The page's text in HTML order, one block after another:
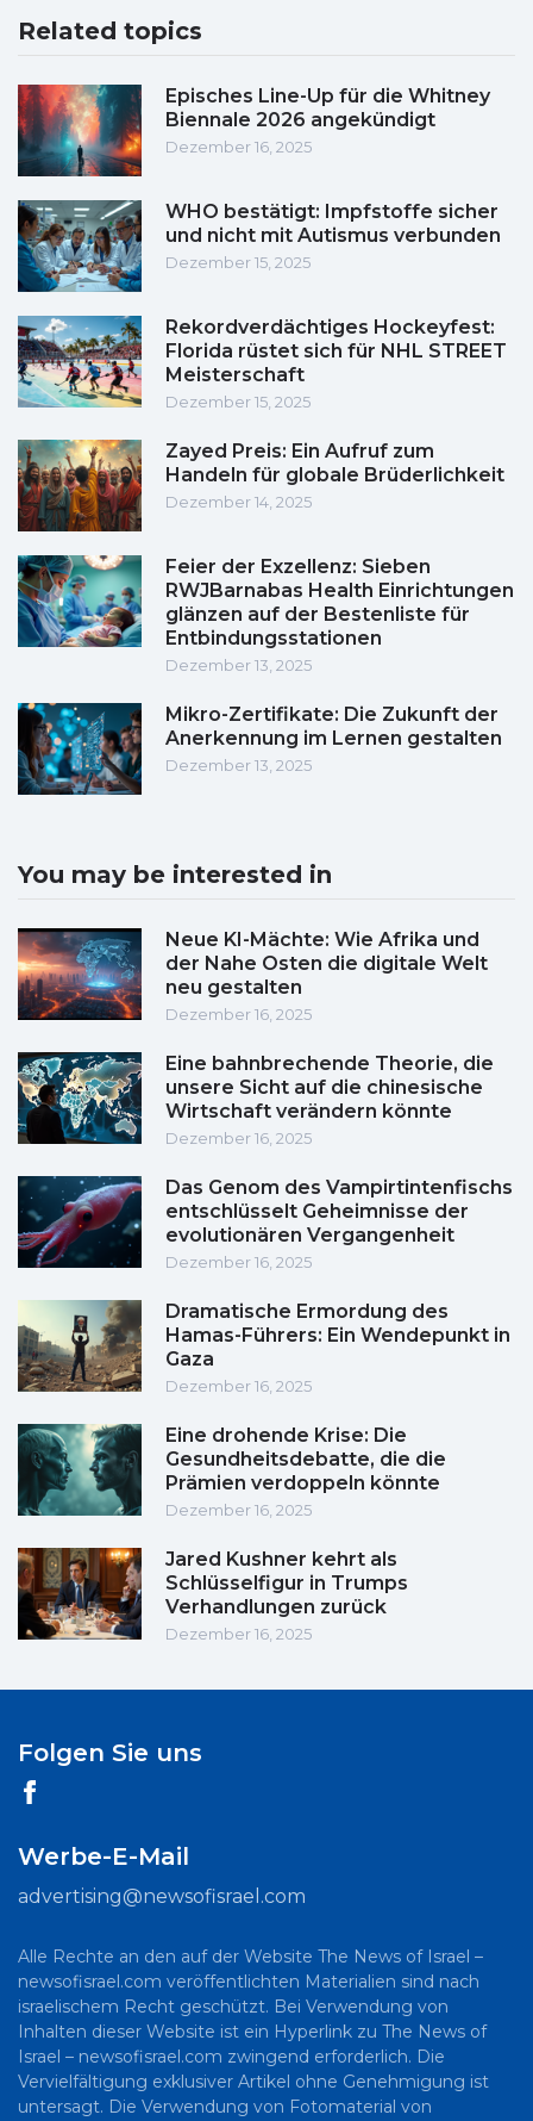
Related topics
Episches Line-Up für die Whitney
Biennale 2026 angekündigt
Dezember 16, 2025
WHO bestätigt: Impfstoffe sicher
und nicht mit Autismus verbunden
Dezember 15, 2025
Rekordverdächtiges Hockeyfest:
Florida rüstet sich für NHL STREET
Meisterschaft
Dezember 15, 2025
Zayed Preis: Ein Aufruf zum
Handeln für globale Brüderlichkeit
Dezember 14, 2025
Feier der Exzellenz: Sieben
RWJBarnabas Health Einrichtungen
glänzen auf der Bestenliste für
Entbindungsstationen
Dezember 13, 2025
Mikro-Zertifikate: Die Zukunft der
Anerkennung im Lernen gestalten
Dezember 13, 2025
You may be interested in
Neue KI-Mächte: Wie Afrika und
der Nahe Osten die digitale Welt
neu gestalten
Dezember 16, 2025
Eine bahnbrechende Theorie, die
unsere Sicht auf die chinesische
Wirtschaft verändern könnte
Dezember 16, 2025
Das Genom des Vampirtintenfischs
entschlüsselt Geheimnisse der
evolutionären Vergangenheit
Dezember 16, 2025
Dramatische Ermordung des
Hamas-Führers: Ein Wendepunkt in
Gaza
Dezember 16, 2025
Eine drohende Krise: Die
Gesundheitsdebatte, die die
Prämien verdoppeln könnte
Dezember 16, 2025
Jared Kushner kehrt als
Schlüsselfigur in Trumps
Verhandlungen zurück
Dezember 16, 2025
Folgen Sie uns
Werbe-E-Mail
advertising@newsofisrael.com
Alle Rechte an den auf der Website The News of Israel –
newsofisrael.com veröffentlichten Materialien sind nach
israelischem Recht geschützt. Bei Verwendung von
Inhalten dieser Website ist ein Hyperlink zu The News of
Israel – newsofisrael.com zwingend erforderlich. Die
Vervielfältigung exklusiver Artikel ohne Genehmigung ist
untersagt. Die Verwendung von Fotomaterial von